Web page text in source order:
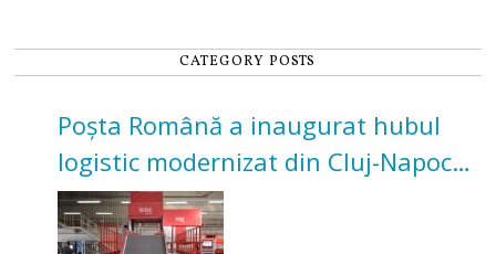
CATEGORY POSTS
Poșta Română a inaugurat hubul
logistic modernizat din Cluj-Napoca.
Investiție de 3 milioane de euro